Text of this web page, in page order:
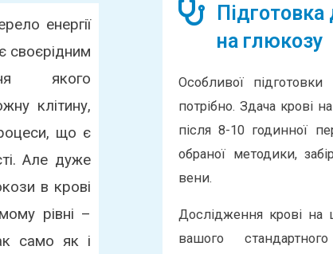
енергії
своєрідним
якого
клітину,
що є
Але дуже
в крові
рівні –
само як і
Підготовка
на глюкозу
Особливої
потрібно. Здача крові
після 8-10 годинної
обраної методики,
вени.
Дослідження крові на
вашого